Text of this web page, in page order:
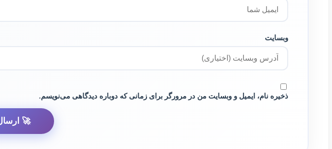
وبسایت
ذخیره نام، ایمیل و وبسایت من در مرورگر برای زمانی که دوباره دیدگاهی می‌نویسم.